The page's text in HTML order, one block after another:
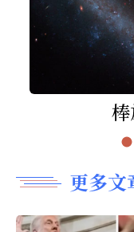
更多文